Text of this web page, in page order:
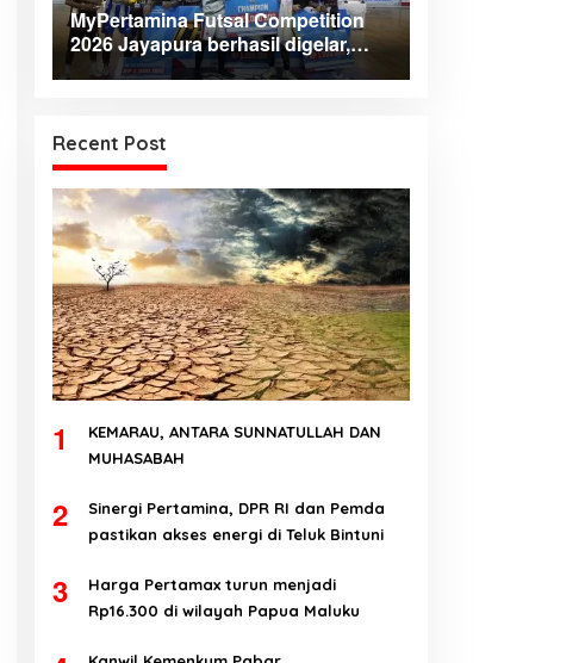
MyPertamina Futsal Competition
2026 Jayapura berhasil digelar,
dorong talenta muda berprestasi
Recent Post
1
KEMARAU, ANTARA SUNNATULLAH DAN
MUHASABAH
2
Sinergi Pertamina, DPR RI dan Pemda
pastikan akses energi di Teluk Bintuni
3
Harga Pertamax turun menjadi
Rp16.300 di wilayah Papua Maluku